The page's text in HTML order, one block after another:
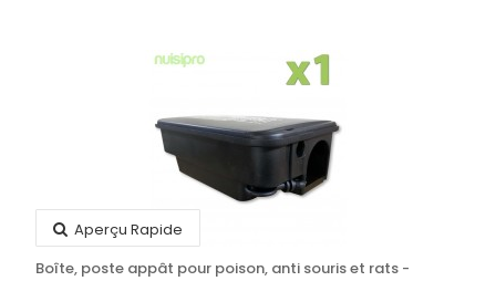
Aperçu Rapide
Boîte, poste appât pour poison, anti souris et rats -